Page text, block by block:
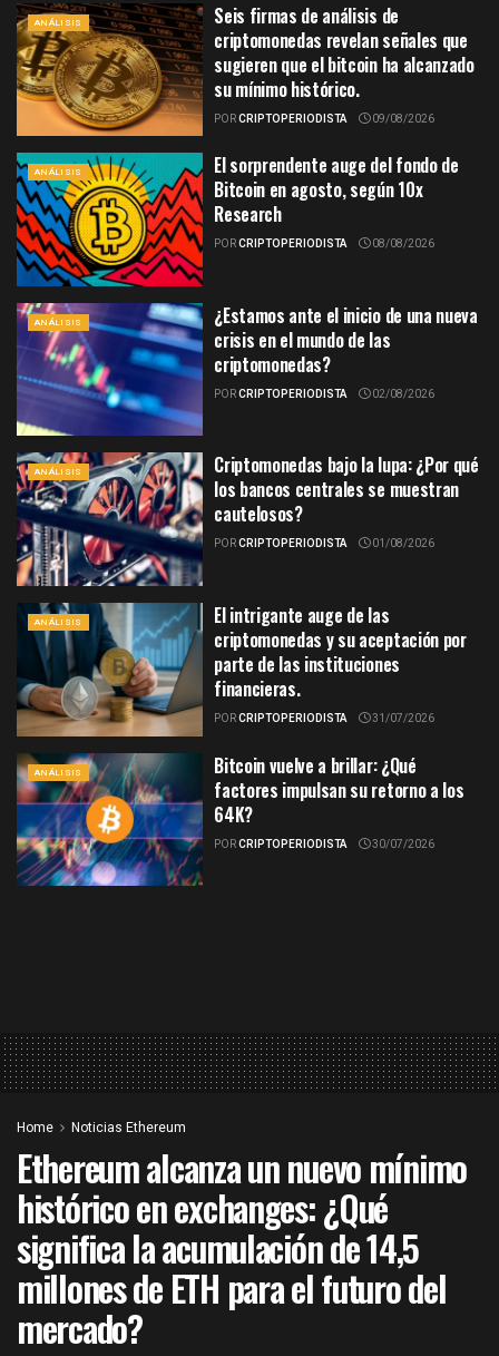
ANÁLISIS
Seis firmas de análisis de
criptomonedas revelan señales que
sugieren que el bitcoin ha alcanzado
su mínimo histórico.
PORCRIPTOPERIODISTA 09/08/2026
ANÁLISIS
El sorprendente auge del fondo de
Bitcoin en agosto, según 10x
Research
PORCRIPTOPERIODISTA 08/08/2026
ANÁLISIS
¿Estamos ante el inicio de una nueva
crisis en el mundo de las
criptomonedas?
PORCRIPTOPERIODISTA 02/08/2026
ANÁLISIS
Criptomonedas bajo la lupa: ¿Por qué
los bancos centrales se muestran
cautelosos?
PORCRIPTOPERIODISTA 01/08/2026
ANÁLISIS
El intrigante auge de las
criptomonedas y su aceptación por
parte de las instituciones
financieras.
PORCRIPTOPERIODISTA 31/07/2026
ANÁLISIS
Bitcoin vuelve a brillar: ¿Qué
factores impulsan su retorno a los
64K?
PORCRIPTOPERIODISTA 30/07/2026
Home Noticias Ethereum
Ethereum alcanza un nuevo mínimo
histórico en exchanges: ¿Qué
significa la acumulación de 14,5
millones de ETH para el futuro del
mercado?